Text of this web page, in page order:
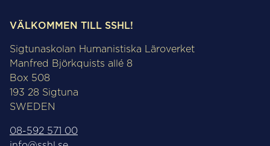
VÄLKOMMEN TILL SSHL!
Sigtunaskolan Humanistiska Läroverket
Manfred Björkquists allé 8
Box 508
193 28 Sigtuna
SWEDEN
08-592 571 00